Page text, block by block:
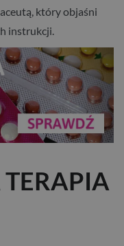
który objaśni
instrukcji.